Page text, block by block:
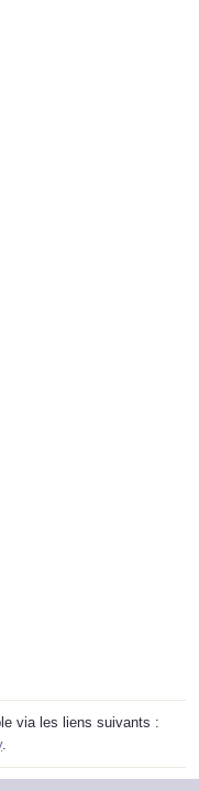
via les liens suivants :
.